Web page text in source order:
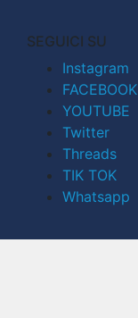
SEGUICI SU
Instagram
FACEBOOK
YOUTUBE
Twitter
Threads
TIK TOK
Whatsapp